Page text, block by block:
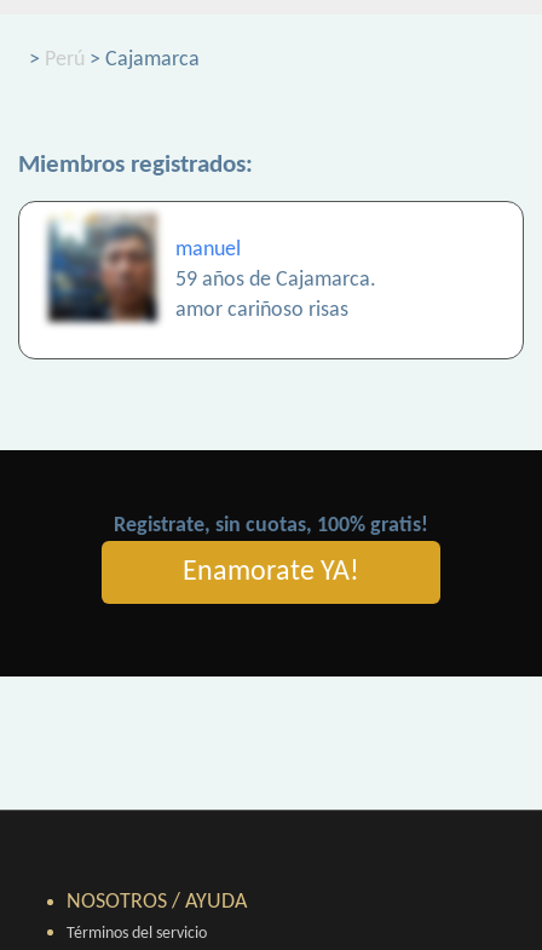
> Perú > Cajamarca
Miembros registrados:
manuel
59 años de Cajamarca.
amor cariñoso risas
Registrate, sin cuotas, 100% gratis!
Enamorate YA!
NOSOTROS / AYUDA
Términos del servicio